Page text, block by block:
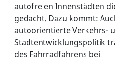
autofreien Innenstädten
gedacht. Dazu kommt:
autoorientierte Verkehrs-
Stadtentwicklungspolitik
des Fahrradfahrens bei.